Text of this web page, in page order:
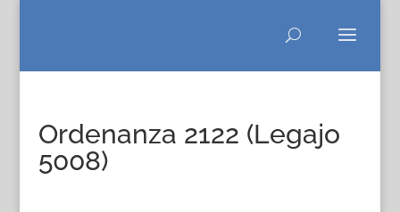
Ordenanza 2122 (Legajo
5008)